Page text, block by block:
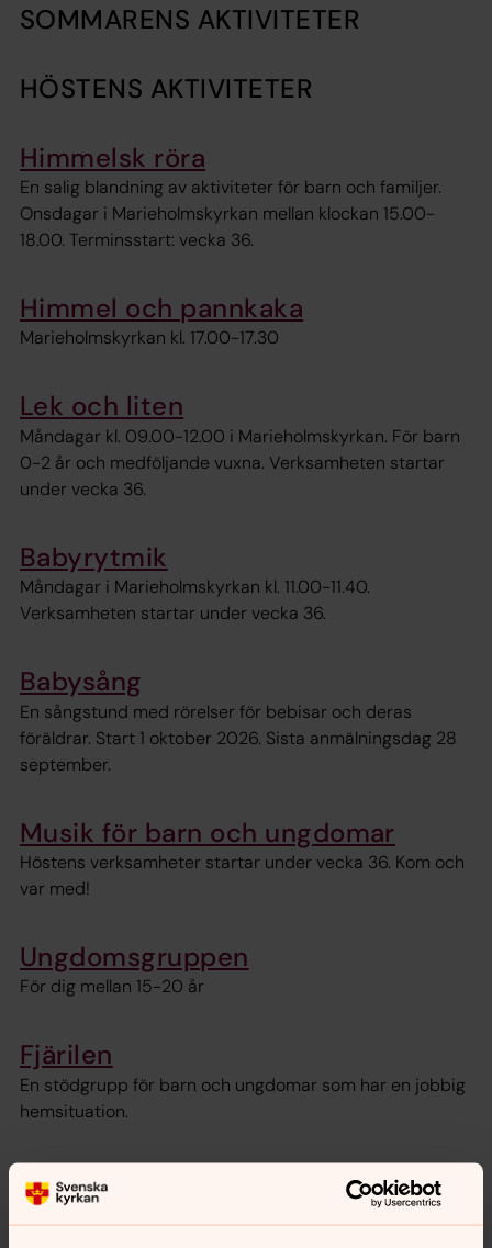
SOMMARENS AKTIVITETER
HÖSTENS AKTIVITETER
Himmelsk röra
En salig blandning av aktiviteter för barn och familjer.
Onsdagar i Marieholmskyrkan mellan klockan 15.00-
18.00. Terminsstart: vecka 36.
Himmel och pannkaka
Marieholmskyrkan kl. 17.00-17.30
Lek och liten
Måndagar kl. 09.00-12.00 i Marieholmskyrkan. För barn
0-2 år och medföljande vuxna. Verksamheten startar
under vecka 36.
Babyrytmik
Måndagar i Marieholmskyrkan kl. 11.00-11.40.
Verksamheten startar under vecka 36.
Babysång
En sångstund med rörelser för bebisar och deras
föräldrar. Start 1 oktober 2026. Sista anmälningsdag 28
september.
Musik för barn och ungdomar
Höstens verksamheter startar under vecka 36. Kom och
var med!
Ungdomsgruppen
För dig mellan 15-20 år
Fjärilen
En stödgrupp för barn och ungdomar som har en jobbig
hemsituation.
Änglarna
Änglarna är en grupp för dig som gått i